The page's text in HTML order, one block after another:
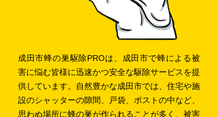
成田市蜂の巣駆除PROは、成田市で蜂による被
害に悩む皆様に迅速かつ安全な駆除サービスを提
供しています。自然豊かな成田市では、住宅や施
設のシャッターの隙間、戸袋、ポストの中など、
思わぬ場所に蜂の巣が作られることが多く、被害